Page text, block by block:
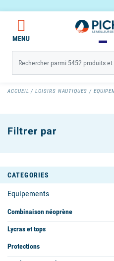
MENU
ACCUEIL LOISIRS NAUTIQUES
CATEGORIES
Equipements
Combinaison néoprène
Lycras et tops
Protections
Filtrer par